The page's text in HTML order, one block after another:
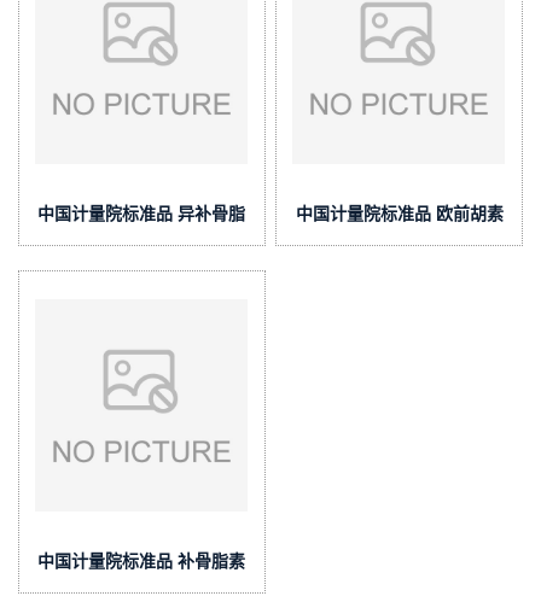
中国计量院标准品 异补骨脂
素纯度标准物质(泰坦供应)
中国计量院标准品 欧前胡素
纯度标准物质(泰坦供应)
中国计量院标准品 补骨脂素